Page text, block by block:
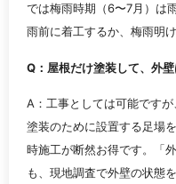
では梅雨時期（6〜7月）は
雨前に着工するか、梅雨明
Q：屋根だけ塗装して、外
A：工事としては可能です
塗装のために設置する足場
時施工が断然お得です。「
も、現地調査で外壁の状態